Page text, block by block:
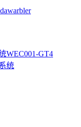
WEC001-GT4
统